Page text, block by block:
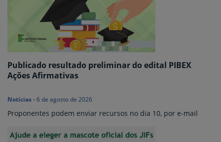
Publicado resultado preliminar do edital PIBEX
Ações Afirmativas
Notícias-6 de agosto de 2026
Proponentes podem enviar recursos no dia 10, por e-mail